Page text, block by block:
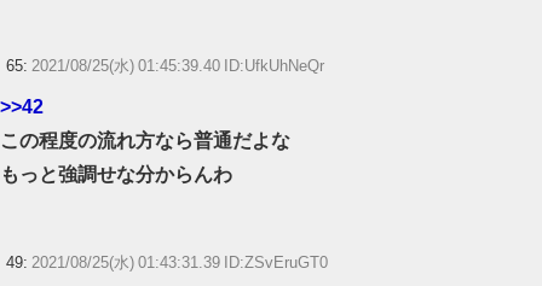
65: 2021/08/25(水) 01:45:39.40 ID:UfkUhNeQr
>>42
この程度の流れ方なら普通だよな
もっと強調せな分からんわ
49: 2021/08/25(水) 01:43:31.39 ID:ZSvEruGT0